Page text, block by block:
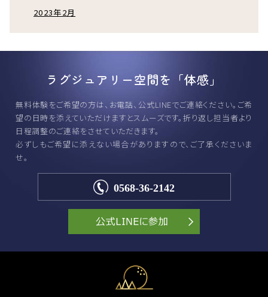
2023年2月
ラグジュアリー空間を「体感」
無料体験をご希望の方は、お電話、公式LINEでご連絡ください。 ご希
望の日時を添えていただけますとスムーズです。 折り返し担当者より
日程調整のご連絡をさせていただきます。
必ずしもご希望に添えない場合がありますので、ご了承くださいま
せ。
0568-36-2142